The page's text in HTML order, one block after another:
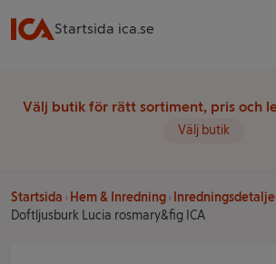
Startsida ica.se
Välj butik för rätt sortiment, pris och
Välj butik
Startsida Hem & Inredning
Doftljusburk Lucia rosmary&fig ICA